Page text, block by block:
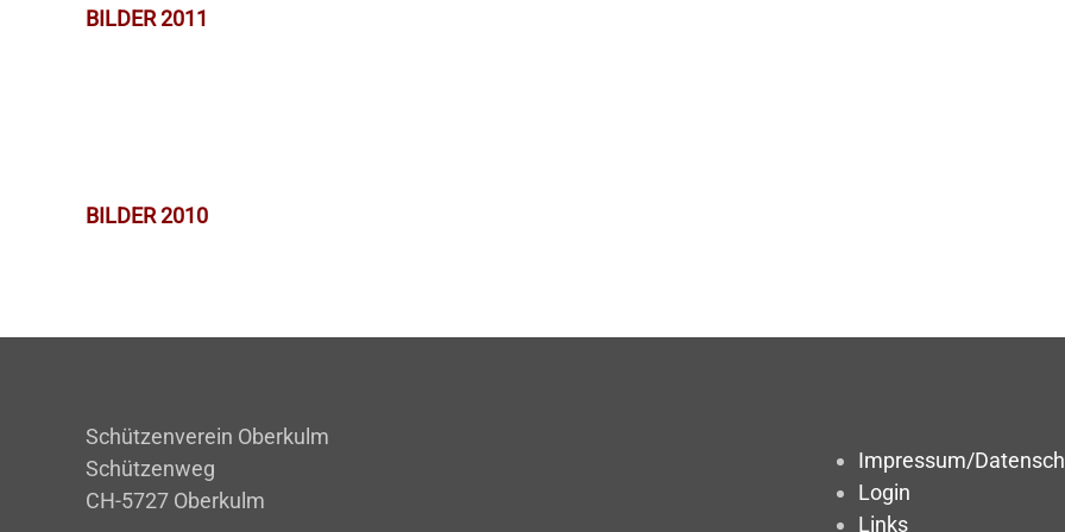
BILDER 2011
BILDER 2010
Schützenverein Oberkulm
Schützenweg
CH-5727 Oberkulm
Impressum/
Login
Links